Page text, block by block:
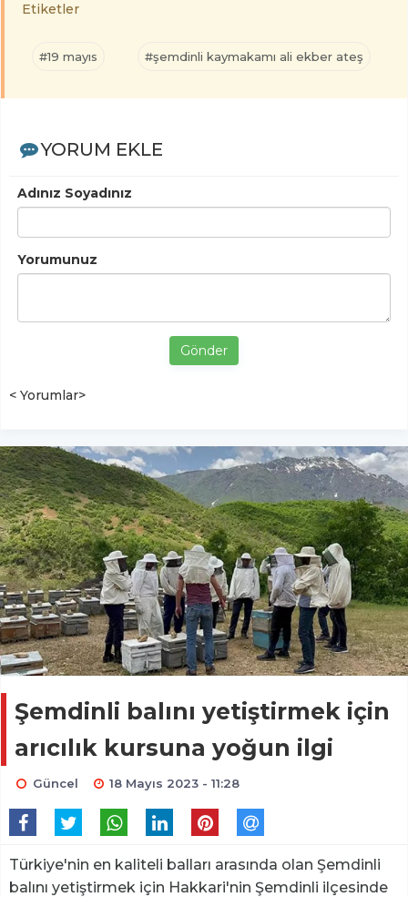
Etiketler
#19 mayıs #şemdinli kaymakamı ali ekber ateş
YORUM EKLE
Adınız Soyadınız
Yorumunuz
Gönder
< Yorumlar>
Şemdinli balını yetiştirmek için
arıcılık kursuna yoğun ilgi
Güncel 18 Mayıs 2023 - 11:28
Türkiye'nin en kaliteli balları arasında olan Şemdinli
balını yetiştirmek için Hakkari'nin Şemdinli ilçesinde